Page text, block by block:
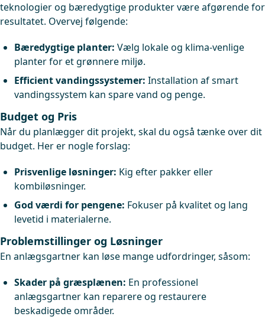
teknologier og bæredygtige produkter være afgørende for
resultatet. Overvej følgende:
Bæredygtige planter: Vælg lokale og klima-venlige
planter for et grønnere miljø.
Efficient vandingssystemer: Installation af smart
vandingssystem kan spare vand og penge.
Budget og Pris
Når du planlægger dit projekt, skal du også tænke over dit
budget. Her er nogle forslag:
Prisvenlige løsninger: Kig efter pakker eller
kombiløsninger.
God værdi for pengene: Fokuser på kvalitet og lang
levetid i materialerne.
Problemstillinger og Løsninger
En anlægsgartner kan løse mange udfordringer, såsom:
Skader på græsplænen: En professionel
anlægsgartner kan reparere og restaurere
beskadigede områder.